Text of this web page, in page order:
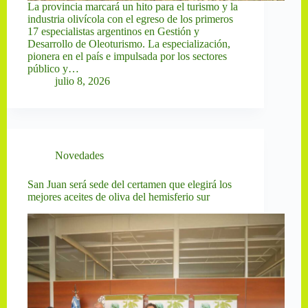
La provincia marcará un hito para el turismo y la
industria olivícola con el egreso de los primeros
17 especialistas argentinos en Gestión y
Desarrollo de Oleoturismo. La especialización,
pionera en el país e impulsada por los sectores
público y…
julio 8, 2026
Novedades
San Juan será sede del certamen que elegirá los
mejores aceites de oliva del hemisferio sur